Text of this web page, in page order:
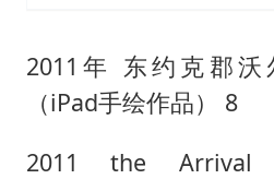
2011年 东约克郡沃
（iPad手绘作品） 8
2011 the